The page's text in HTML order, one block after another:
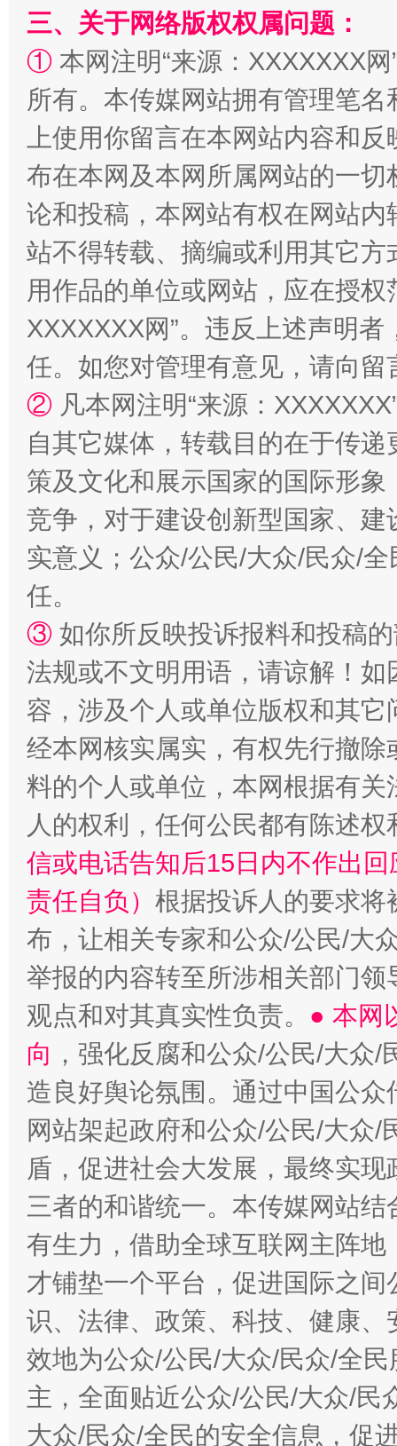
国家大学科技园优化重塑工作
扯下公款旅游的“隐身衣” 如何以
三、关于网络版权权属问题：
① 本网注明“来源：XXXXXXX
所有。本传媒网站拥有管理笔
上使用你留言在本网站内容和
布在本网及本网所属网站的一
论和投稿，本网站有权在网站
站不得转载、摘编或利用其它
用作品的单位或网站，应在授
XXXXXXX网”。违反上述声明
任。如您对管理有意见，请向
② 凡本网注明“来源：
自其它媒体，转载目的在于传
策及文化和展示国家的国际形
竞争，对于建设创新型国家、
实意义；公众/公民/大众/民众/
任。
③ 如你所反映投诉报料和投稿
法规或不文明用语，请谅解！
容，涉及个人或单位版权和其它
经本网核实属实，有权先行撤
料的个人或单位，本网根据有
人的权利，任何公民都有陈述
信或电话告知后15日内不作出
责任自负） 根据投诉人的要求将
布，让相关专家和公众/公民/大
举报的内容转至所涉相关部门
观点和对其真实性负责。 ● 本网
向 ，强化反腐和公众/公民/大众
造良好舆论氛围。通过中国公
网站架起政府和公众/公民/大众
盾，促进社会大发展，最终实
三者的和谐统一。本传媒网站
有生力，借助全球互联网主阵
才铺垫一个平台，促进国际之
识、法律、政策、科技、健康
效地为公众/公民/大众/民众/全
主，全面贴近公众/公民/大众/民
大众/民众/全民的安全信息，促